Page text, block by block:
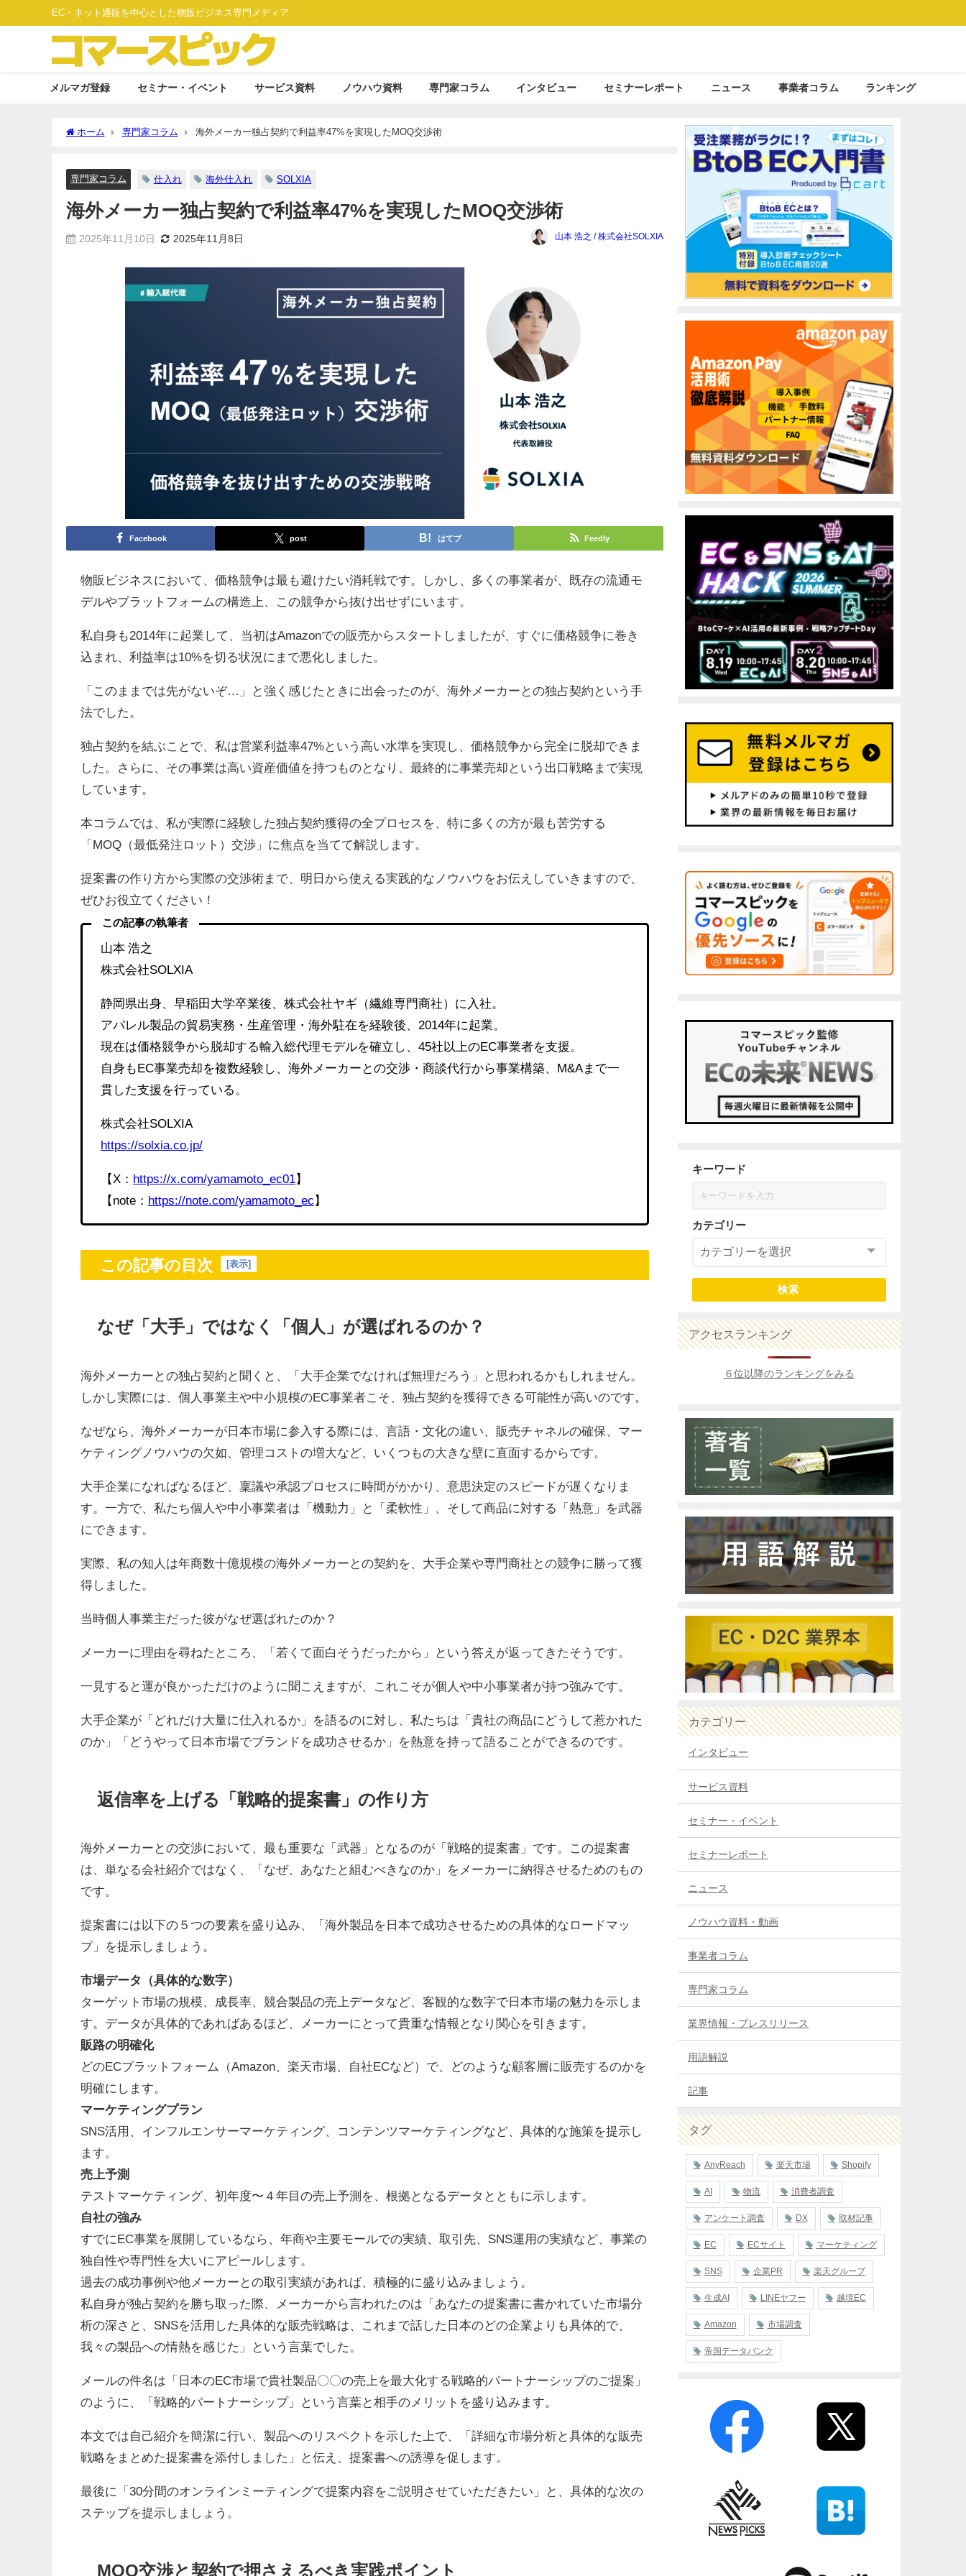
EC・ネット通販を中心とした物販ビジネス専門メディア
メルマガ登録 セミナー・イベント サービス資料 ノウハウ資料 専門家コラム インタビュー セミナーレポート ニュース 事業者コラム ランキング
ホーム 専門家コラム 海外メーカー独占契約で利益率47%を実現したMOQ交渉術
専門家コラム 仕入れ 海外仕入れ SOLXIA
海外メーカー独占契約で利益率47%を実現したMOQ交渉術
2025年11月10日 2025年11月8日 山本 浩之 / 株式会社SOLXIA
Facebook post はてブ Feedly
物販ビジネスにおいて、価格競争は最も避けたい消耗戦です。しかし、多くの事業者が、既存の流通モ
デルやプラットフォームの構造上、この競争から抜け出せずにいます。
私自身も2014年に起業して、当初はAmazonでの販売からスタートしましたが、すぐに価格競争に巻き
込まれ、利益率は10%を切る状況にまで悪化しました。
「このままでは先がないぞ…」と強く感じたときに出会ったのが、海外メーカーとの独占契約という手
法でした。
独占契約を結ぶことで、私は営業利益率47%という高い水準を実現し、価格競争から完全に脱却できま
した。さらに、その事業は高い資産価値を持つものとなり、最終的に事業売却という出口戦略まで実現
しています。
本コラムでは、私が実際に経験した独占契約獲得の全プロセスを、特に多くの方が最も苦労する
「MOQ（最低発注ロット）交渉」に焦点を当てて解説します。
提案書の作り方から実際の交渉術まで、明日から使える実践的なノウハウをお伝えしていきますので、
ぜひお役立てください！
この記事の執筆者
山本 浩之
株式会社SOLXIA
静岡県出身、早稲田大学卒業後、株式会社ヤギ（繊維専門商社）に入社。
アパレル製品の貿易実務・生産管理・海外駐在を経験後、2014年に起業。
現在は価格競争から脱却する輸入総代理モデルを確立し、45社以上のEC事業者を支援。
自身もEC事業売却を複数経験し、海外メーカーとの交渉・商談代行から事業構築、M&Aまで一
貫した支援を行っている。
株式会社SOLXIA
https://solxia.co.jp/
【X： https://x.com/yamamoto_ec01 】
【note： https://note.com/yamamoto_ec 】
この記事の目次 [表示]
なぜ「大手」ではなく「個人」が選ばれるのか？
海外メーカーとの独占契約と聞くと、「大手企業でなければ無理だろう」と思われるかもしれません。
しかし実際には、個人事業主や中小規模のEC事業者こそ、独占契約を獲得できる可能性が高いのです。
なぜなら、海外メーカーが日本市場に参入する際には、言語・文化の違い、販売チャネルの確保、マー
ケティングノウハウの欠如、管理コストの増大など、いくつもの大きな壁に直面するからです。
大手企業になればなるほど、稟議や承認プロセスに時間がかかり、意思決定のスピードが遅くなりま
す。一方で、私たち個人や中小事業者は「機動力」と「柔軟性」、そして商品に対する「熱意」を武器
にできます。
実際、私の知人は年商数十億規模の海外メーカーとの契約を、大手企業や専門商社との競争に勝って獲
得しました。
当時個人事業主だった彼がなぜ選ばれたのか？
メーカーに理由を尋ねたところ、「若くて面白そうだったから」という答えが返ってきたそうです。
一見すると運が良かっただけのように聞こえますが、これこそが個人や中小事業者が持つ強みです。
大手企業が「どれだけ大量に仕入れるか」を語るのに対し、私たちは「貴社の商品にどうして惹かれた
のか」「どうやって日本市場でブランドを成功させるか」を熱意を持って語ることができるのです。
返信率を上げる「戦略的提案書」の作り方
海外メーカーとの交渉において、最も重要な「武器」となるのが「戦略的提案書」です。この提案書
は、単なる会社紹介ではなく、「なぜ、あなたと組むべきなのか」をメーカーに納得させるためのもの
です。
提案書には以下の５つの要素を盛り込み、「海外製品を日本で成功させるための具体的なロードマッ
プ」を提示しましょう。
市場データ（具体的な数字）
ターゲット市場の規模、成長率、競合製品の売上データなど、客観的な数字で日本市場の魅力を示しま
す。データが具体的であればあるほど、メーカーにとって貴重な情報となり関心を引きます。
販路の明確化
どのECプラットフォーム（Amazon、楽天市場、自社ECなど）で、どのような顧客層に販売するのかを
明確にします。
マーケティングプラン
SNS活用、インフルエンサーマーケティング、コンテンツマーケティングなど、具体的な施策を提示し
ます。
売上予測
テストマーケティング、初年度〜４年目の売上予測を、根拠となるデータとともに示します。
自社の強み
すでにEC事業を展開しているなら、年商や主要モールでの実績、取引先、SNS運用の実績など、事業の
独自性や専門性を大いにアピールします。
過去の成功事例や他メーカーとの取引実績があれば、積極的に盛り込みましょう。
私自身が独占契約を勝ち取った際、メーカーから言われたのは「あなたの提案書に書かれていた市場分
析の深さと、SNSを活用した具体的な販売戦略は、これまで話した日本のどの企業よりも具体的で、
我々の製品への情熱を感じた」という言葉でした。
メールの件名は「日本のEC市場で貴社製品〇〇の売上を最大化する戦略的パートナーシップのご提案」
のように、「戦略的パートナーシップ」という言葉と相手のメリットを盛り込みます。
本文では自己紹介を簡潔に行い、製品へのリスペクトを示した上で、「詳細な市場分析と具体的な販売
戦略をまとめた提案書を添付しました」と伝え、提案書への誘導を促します。
最後に「30分間のオンラインミーティングで提案内容をご説明させていただきたい」と、具体的な次の
ステップを提示しましょう。
MOQ交渉と契約で押さえるべき実践ポイント
キーワード
カテゴリー
検索
アクセスランキング
６位以降のランキングをみる
カテゴリー
インタビュー
サービス資料
セミナー・イベント
セミナーレポート
ニュース
ノウハウ資料・動画
事業者コラム
専門家コラム
業界情報・プレスリリース
用語解説
記事
タグ
AnyReach 楽天市場 Shopify
AI 物流 消費者調査
アンケート調査 DX 取材記事
EC ECサイト マーケティング
SNS 企業PR 楽天グループ
生成AI LINEヤフー 越境EC
Amazon 市場調査
帝国データバンク